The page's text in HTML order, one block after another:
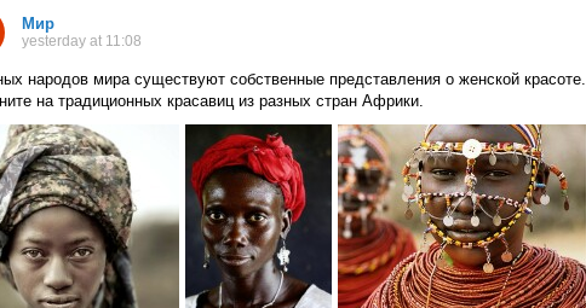
Мир
yesterday at 11:08
народов мира существуют собственные представления о женской красоте.
на традиционных красавиц из разных стран Африки.